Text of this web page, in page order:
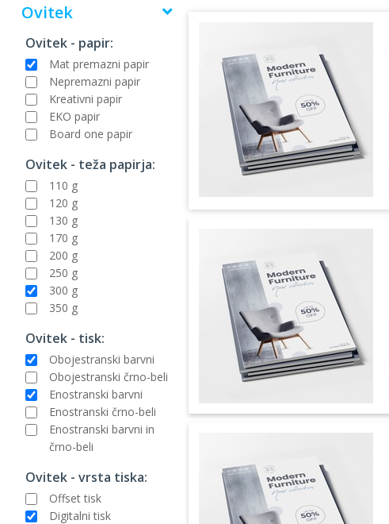
Ovitek
Ovitek - papir:
Mat premazni papir
Nepremazni papir
Kreativni papir
EKO papir
Board one papir
Ovitek - teža papirja:
110 g
120 g
130 g
170 g
200 g
250 g
300 g
350 g
Ovitek - tisk:
Obojestranski barvni
Obojestranski črno-beli
Enostranski barvni
Enostranski črno-beli
Enostranski barvni in
črno-beli
Ovitek - vrsta tiska:
Offset tisk
Digitalni tisk